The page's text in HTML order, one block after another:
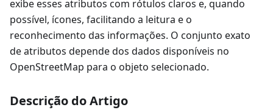
exibe esses atributos com rótulos claros e, quando
possível, ícones, facilitando a leitura e o
reconhecimento das informações. O conjunto exato
de atributos depende dos dados disponíveis no
OpenStreetMap para o objeto selecionado.
Descrição do Artigo